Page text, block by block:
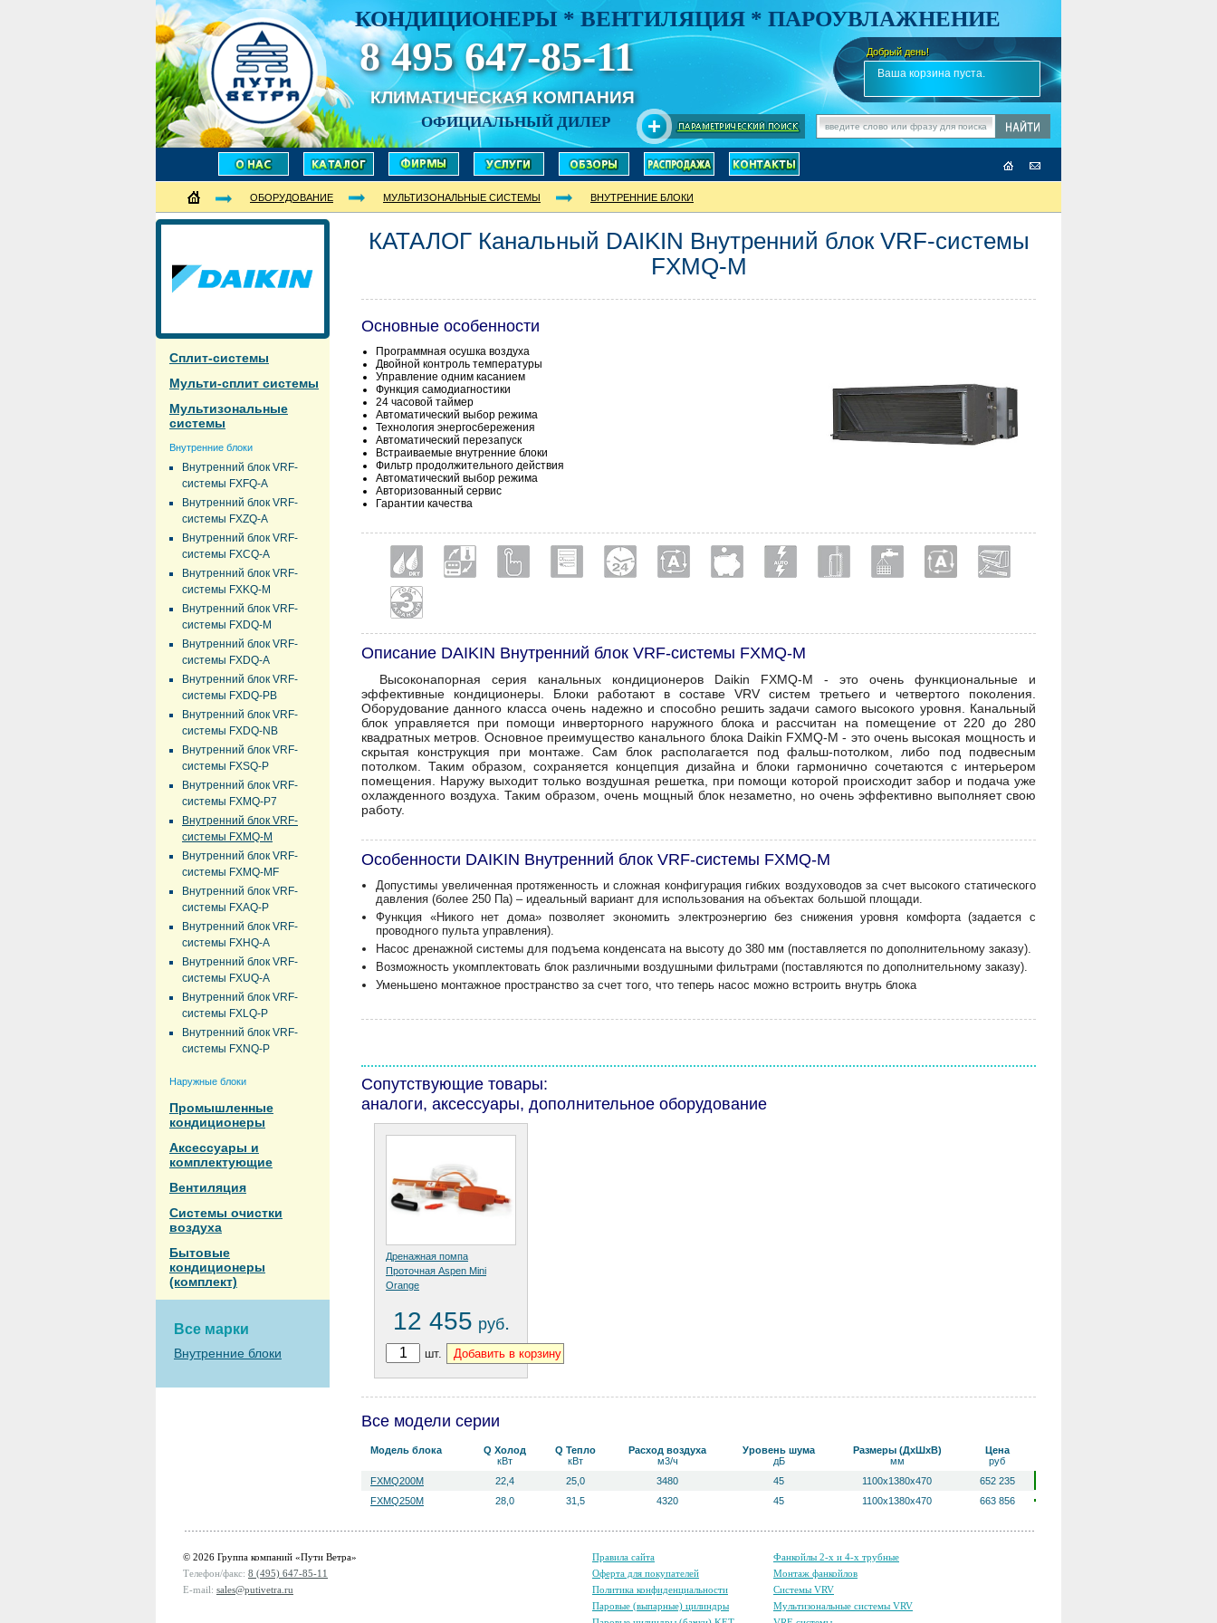
КОНДИЦИОНЕРЫ * ВЕНТИЛЯЦИЯ * ПАРОУВЛАЖНЕНИЕ
8 495 647-85-11
КЛИМАТИЧЕСКАЯ КОМПАНИЯ
ОФИЦИАЛЬНЫЙ ДИЛЕР
Добрый день!
✎Ваша корзина пуста.
ОБОРУДОВАНИЕ МУЛЬТИЗОНАЛЬНЫЕ СИСТЕМЫ ВНУТРЕННИЕ БЛОКИ
Сплит-системы
Мульти-сплит системы
Мультизональные
системы
Внутренние блоки
Внутренний блок VRF-
системы FXFQ-A
Внутренний блок VRF-
системы FXZQ-A
Внутренний блок VRF-
системы FXCQ-A
Внутренний блок VRF-
системы FXKQ-M
Внутренний блок VRF-
системы FXDQ-M
Внутренний блок VRF-
системы FXDQ-A
Внутренний блок VRF-
системы FXDQ-PB
Внутренний блок VRF-
системы FXDQ-NB
Внутренний блок VRF-
системы FXSQ-P
Внутренний блок VRF-
системы FXMQ-P7
Внутренний блок VRF-
системы FXMQ-M
Внутренний блок VRF-
системы FXMQ-MF
Внутренний блок VRF-
системы FXAQ-P
Внутренний блок VRF-
системы FXHQ-A
Внутренний блок VRF-
системы FXUQ-A
Внутренний блок VRF-
системы FXLQ-P
Внутренний блок VRF-
системы FXNQ-P
Наружные блоки
Промышленные
кондиционеры
Аксессуары и
комплектующие
Вентиляция
Системы очистки
воздуха
Бытовые
кондиционеры
(комплект)
Все марки
Внутренние блоки
КАТАЛОГ Канальный DAIKIN Внутренний блок VRF-системы
FXMQ-M
Основные особенности
Программная осушка воздуха
Двойной контроль температуры
Управление одним касанием
Функция самодиагностики
24 часовой таймер
Автоматический выбор режима
Технология энергосбережения
Автоматический перезапуск
Встраиваемые внутренние блоки
Фильтр продолжительного действия
Автоматический выбор режима
Авторизованный сервис
Гарантии качества
Описание DAIKIN Внутренний блок VRF-системы FXMQ-M
Высоконапорная серия канальных кондиционеров Daikin FXMQ-M - это очень функциональные и
эффективные кондиционеры. Блоки работают в составе VRV систем третьего и четвертого поколения.
Оборудование данного класса очень надежно и способно решить задачи самого высокого уровня. Канальный
блок управляется при помощи инверторного наружного блока и рассчитан на помещение от 220 до 280
квадратных метров. Основное преимущество канального блока Daikin FXMQ-M - это очень высокая мощность и
скрытая конструкция при монтаже. Сам блок располагается под фальш-потолком, либо под подвесным
потолком. Таким образом, сохраняется концепция дизайна и блоки гармонично сочетаются с интерьером
помещения. Наружу выходит только воздушная решетка, при помощи которой происходит забор и подача уже
охлажденного воздуха. Таким образом, очень мощный блок незаметно, но очень эффективно выполняет свою
работу.
Особенности DAIKIN Внутренний блок VRF-системы FXMQ-M
Допустимы увеличенная протяженность и сложная конфигурация гибких воздуховодов за счет высокого статического
давления (более 250 Па) – идеальный вариант для использования на объектах большой площади.
Функция «Никого нет дома» позволяет экономить электроэнергию без снижения уровня комфорта (задается с
проводного пульта управления).
Насос дренажной системы для подъема конденсата на высоту до 380 мм (поставляется по дополнительному заказу).
Возможность укомплектовать блок различными воздушными фильтрами (поставляются по дополнительному заказу).
Уменьшено монтажное пространство за счет того, что теперь насос можно встроить внутрь блока
Сопутствующие товары:
аналоги, аксессуары, дополнительное оборудование
Дренажная помпа
Проточная Aspen Mini
Orange
12 455 руб.
шт.
Все модели серии
Модель блока
Q Холод
кВт
Q Тепло
кВт
Расход воздуха
м3/ч
Уровень ш­ума
дБ
Размеры (ДхШхВ)
мм
Цена
руб
FXMQ200M
22,4 25,0 3480 45 1100х1380х470
652 235
FXMQ250M
28,0 31,5 4320 45 1100х1380х470 663 856
© 2026 Группа компаний «Пути Ветра»
Телефон/факс: 8 (495) 647-85-11
E-mail: sales@putivetra.ru
Правила сайта
Оферта для покупателей
Политика конфиденциальности
Паровые (выпарные) цилиндры
Фанкойлы 2-х и 4-х трубные
Монтаж фанкойлов
Системы VRV
Мультизональные системы VRV